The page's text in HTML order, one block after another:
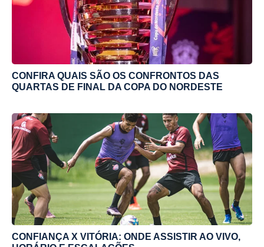
CONFIRA QUAIS SÃO OS CONFRONTOS DAS
QUARTAS DE FINAL DA COPA DO NORDESTE
CONFIANÇA X VITÓRIA: ONDE ASSISTIR AO VIVO,